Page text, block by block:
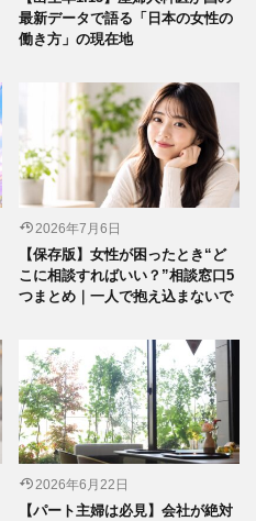
最新データで語る「日本の女性の
働き方」の現在地
2026年7月6日
【保存版】女性が困ったとき“ど
こに相談すればいい？”相談窓口5
つまとめ｜一人で抱え込まないで
2026年6月22日
【パート主婦は必見】会社が絶対